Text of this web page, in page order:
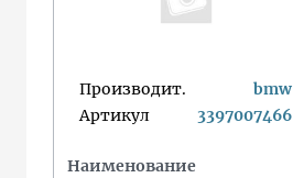
Производит.
bmw
Артикул
3397007466
Наименование